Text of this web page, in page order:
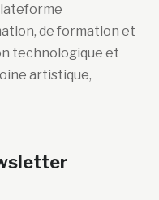
de formation et
technologique et
artistique,